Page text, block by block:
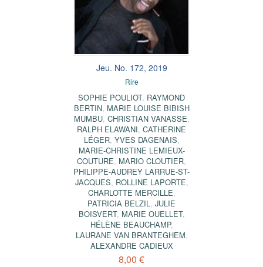
Jeu. No. 172, 2019
Rire
SOPHIE POULIOT, RAYMOND
BERTIN, MARIE LOUISE BIBISH
MUMBU, CHRISTIAN VANASSE,
RALPH ELAWANI, CATHERINE
LÉGER, YVES DAGENAIS,
MARIE-CHRISTINE LEMIEUX-
COUTURE, MARIO CLOUTIER,
PHILIPPE-AUDREY LARRUE-ST-
JACQUES, ROLLINE LAPORTE,
CHARLOTTE MERCILLE,
PATRICIA BELZIL, JULIE
BOISVERT, MARIE OUELLET,
HÉLÈNE BEAUCHAMP,
LAURANE VAN BRANTEGHEM,
ALEXANDRE CADIEUX
8,00 €